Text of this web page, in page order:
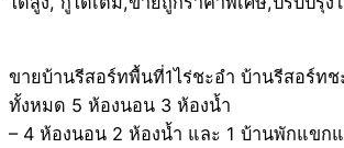
ขายบ้านรีสอร์ทพื้นที่1ไร่ชะอำ บ้านรีสอร์ทช
ทั้งหมด 5 ห้องนอน 3 ห้องน้ำ
– 4 ห้องนอน 2 ห้องน้ำ และ 1 บ้านพักแขก